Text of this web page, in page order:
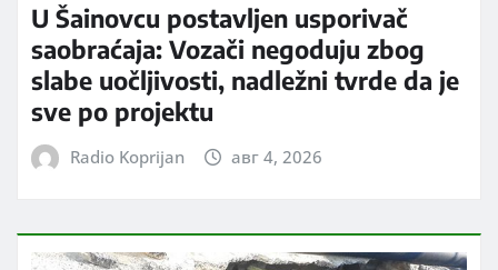
U Šainovcu postavljen usporivač
saobraćaja: Vozači negoduju zbog
slabe uočljivosti, nadležni tvrde da je
sve po projektu
Radio Koprijan авг 4, 2026